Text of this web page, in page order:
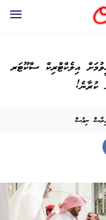
އިލެކްޓްރިކް ސްކޫޓަރ
ކުރާނެ!
ނިއުސް